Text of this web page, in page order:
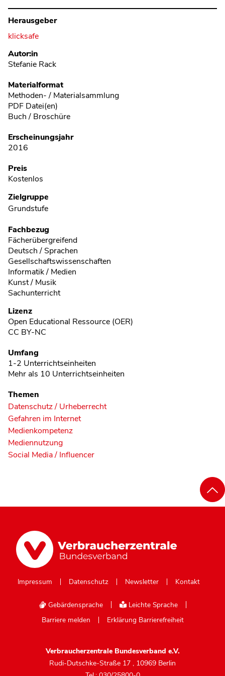
Herausgeber
klicksafe
Metadaten
Autor:in
Stefanie Rack
Materialformat
Methoden- / Materialsammlung
PDF Datei(en)
Buch / Broschüre
Erscheinungsjahr
2016
Preis
Kostenlos
Zielgruppe
Grundstufe
Fachbezug
Fächerübergreifend
Deutsch / Sprachen
Gesellschaftswissenschaften
Informatik / Medien
Kunst / Musik
Sachunterricht
Lizenz
Open Educational Ressource (OER)
CC BY-NC
Umfang
1-2 Unterrichtseinheiten
Mehr als 10 Unterrichtseinheiten
Themen
Datenschutz / Urheberrecht
Gefahren im Internet
Medienkompetenz
Mediennutzung
Social Media / Influencer
Impressum Datenschutz Newsletter Kontakt
Gebärdensprache
Leichte Sprache
Barriere melden
Erklärung Barrierefreiheit
Verbraucherzentrale Bundesverband e.V.
Rudi-Dutschke-Straße 17 , 10969 Berlin